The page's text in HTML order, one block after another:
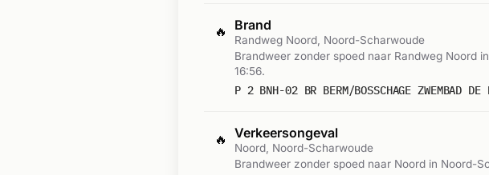
🔥 Brand
Randweg Noord, Noord-Scharwoude
Brandweer zonder spoed naar Randweg Noord
16:56.
🔥 Verkeersongeval
Noord, Noord-Scharwoude
Brandweer zonder spoed naar Noord in Noord-